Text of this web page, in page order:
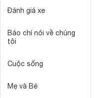
Đánh giá xe
Báo chí nói về chúng
tôi
Cuộc sống
Mẹ và Bé